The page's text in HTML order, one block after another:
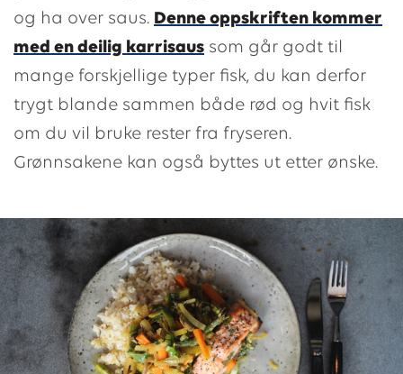
og ha over saus. Denne oppskriften kommer
med en deilig karrisaus som går godt til
mange forskjellige typer fisk, du kan derfor
trygt blande sammen både rød og hvit fisk
om du vil bruke rester fra fryseren.
Grønnsakene kan også byttes ut etter ønske.